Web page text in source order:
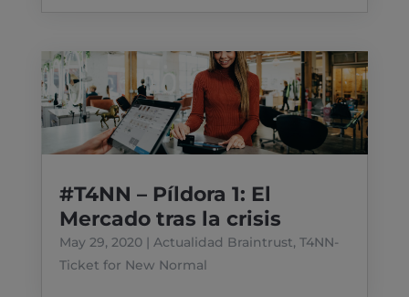
#T4NN – Píldora 1: El
Mercado tras la crisis
May 29, 2020| Actualidad Braintrust, T4NN-
Ticket for New Normal